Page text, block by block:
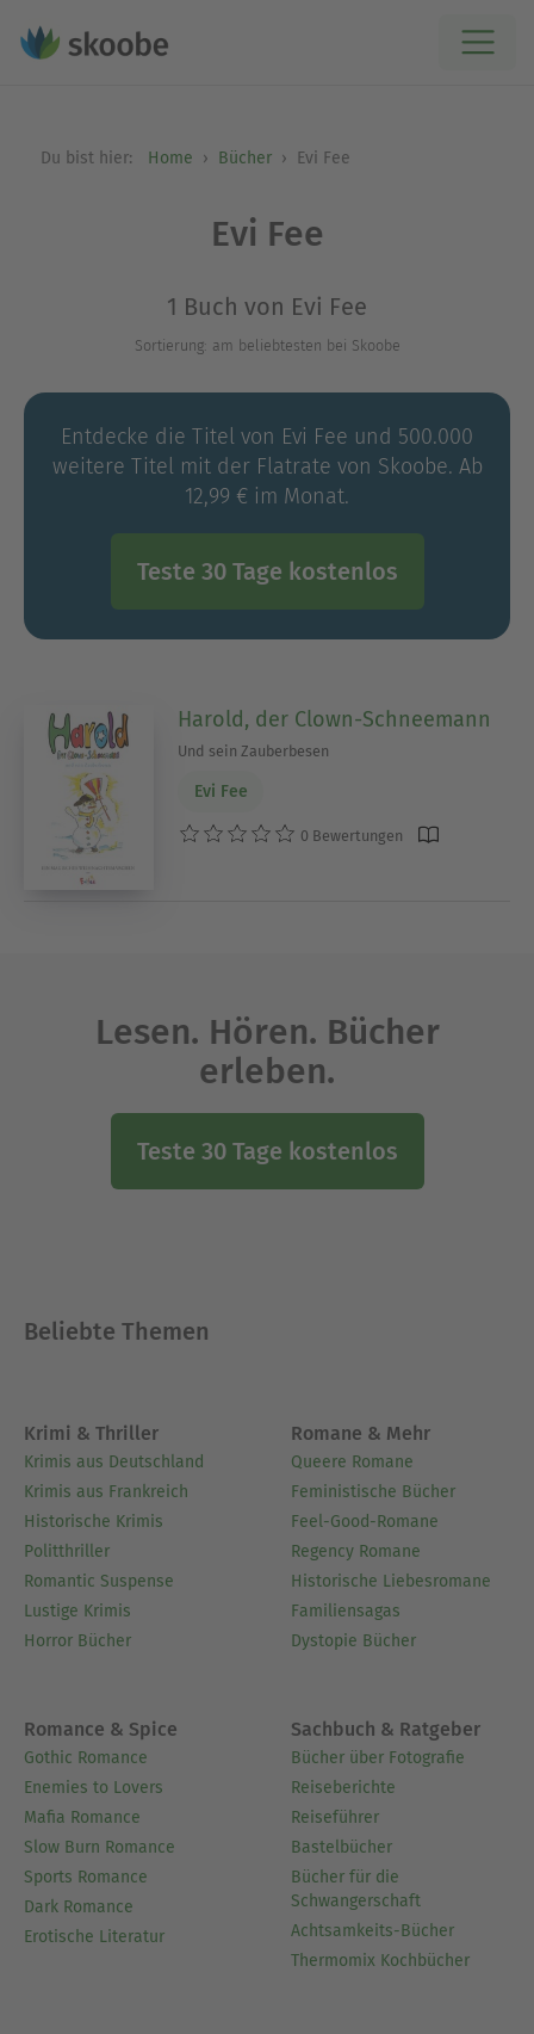
Du bist hier: Home Bücher Evi Fee
Evi Fee
1 Buch von Evi Fee
Sortierung: am beliebtesten bei Skoobe
Entdecke die Titel von Evi Fee und 500.000
weitere Titel mit der Flatrate von Skoobe. Ab
12,99 € im Monat.
Teste 30 Tage kostenlos
Harold, der Clown-Schneemann
Und sein Zauberbesen
Evi Fee
0 Bewertungen
Lesen. Hören. Bücher
erleben.
Teste 30 Tage kostenlos
Beliebte Themen
Krimi & Thriller
Krimis aus Deutschland
Krimis aus Frankreich
Historische Krimis
Politthriller
Romantic Suspense
Lustige Krimis
Horror Bücher
Romane & Mehr
Queere Romane
Feministische Bücher
Feel-Good-Romane
Regency Romane
Historische Liebesromane
Familiensagas
Dystopie Bücher
Romance & Spice
Gothic Romance
Enemies to Lovers
Mafia Romance
Slow Burn Romance
Sports Romance
Dark Romance
Erotische Literatur
Sachbuch & Ratgeber
Bücher über Fotografie
Reiseberichte
Reiseführer
Bastelbücher
Bücher für die
Schwangerschaft
Achtsamkeits-Bücher
Thermomix Kochbücher